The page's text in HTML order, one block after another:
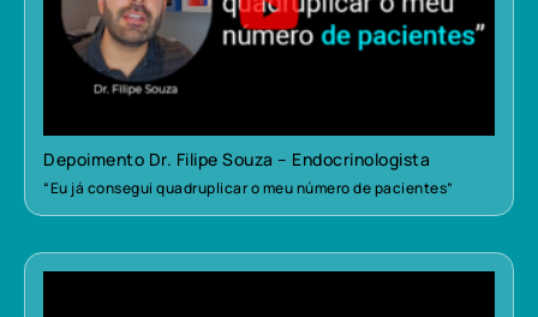
Depoimento Dr. Filipe Souza – Endocrinologista
“Eu já consegui quadruplicar o meu número de pacientes”